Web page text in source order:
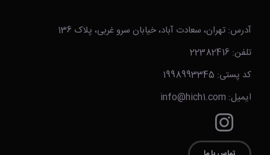
آدرس: تهران، سعادت آباد، خیابان سرو غربی، پلاک 136
تلفن: 22382416
کد پستی: 1998993345
ایمیل: info@hich1.com